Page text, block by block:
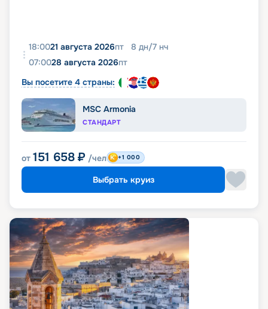
18:0021 августа 2026пт 8 дн/7 нч
07:0028 августа 2026пт
Вы посетите 4 страны:
MSC Armonia
СТАНДАРТ
от 151 658 ₽ /чел +1 000
Выбрать круиз